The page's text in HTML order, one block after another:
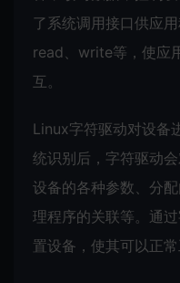
了系统调用接口供应
read、write等，使应
互。
Linux字符驱动对设备
统识别后，字符驱动
设备的各种参数、分
理程序的关联等。通
置设备，使其可以正常